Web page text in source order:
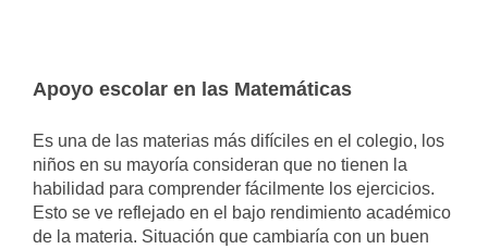
Apoyo escolar en las Matemáticas
Es una de las materias más difíciles en el colegio, los
niños en su mayoría consideran que no tienen la
habilidad para comprender fácilmente los ejercicios.
Esto se ve reflejado en el bajo rendimiento académico
de la materia. Situación que cambiaría con un buen